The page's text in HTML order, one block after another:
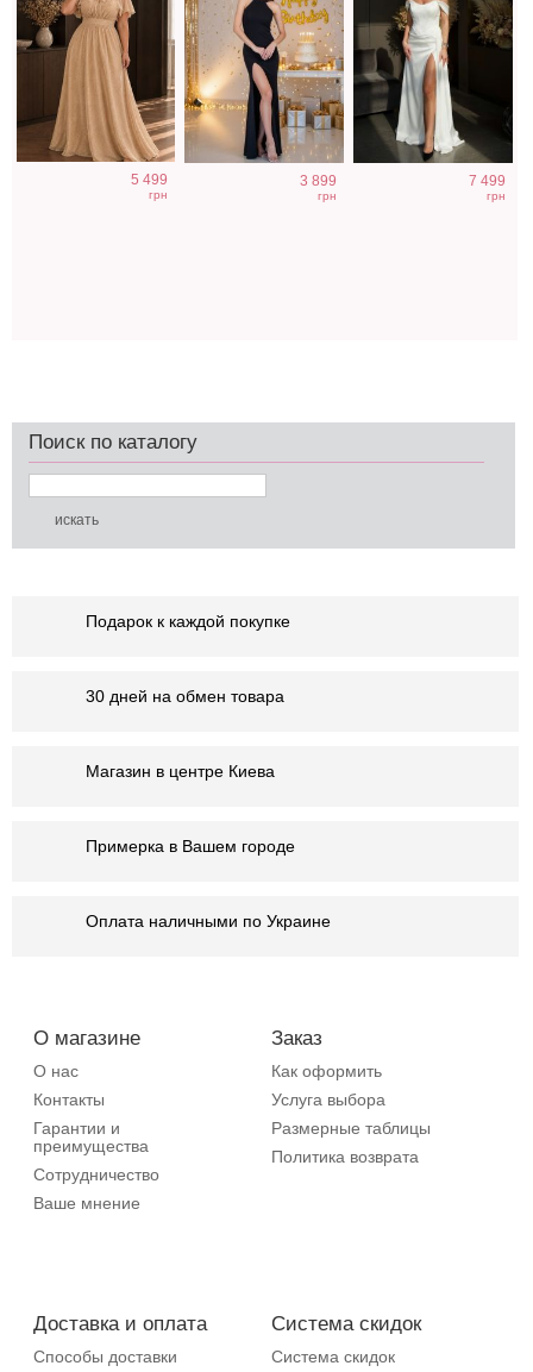
5 499
грн
3 899
грн
7 499
грн
Поиск по каталогу
Подарок к каждой покупке
30 дней на обмен товара
Магазин в центре Киева
Примерка в Вашем городе
Оплата наличными по Украине
О магазине
О нас
Контакты
Гарантии и
преимущества
Сотрудничество
Ваше мнение
Заказ
Как оформить
Услуга выбора
Размерные таблицы
Политика возврата
Доставка и оплата
Способы доставки
Система скидок
Система скидок